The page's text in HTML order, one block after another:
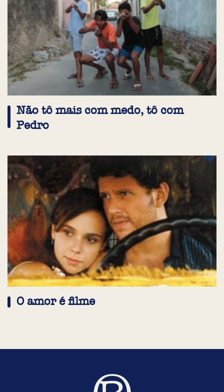
Não tô mais com medo, tô com
Pedro
O amor é filme